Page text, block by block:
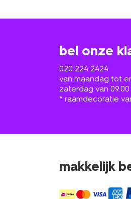
bel onze
020 224 2424
van maandag tot
zaterdag van 09.00
* raamdecoratie
makkelijk